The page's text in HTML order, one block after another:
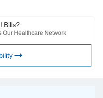
Bills?
Our Healthcare Network